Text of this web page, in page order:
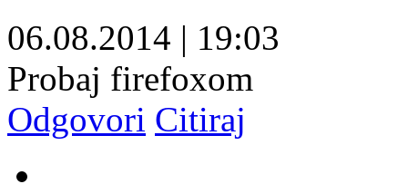
06.08.2014 | 19:03
Probaj firefoxom
Odgovori Citiraj